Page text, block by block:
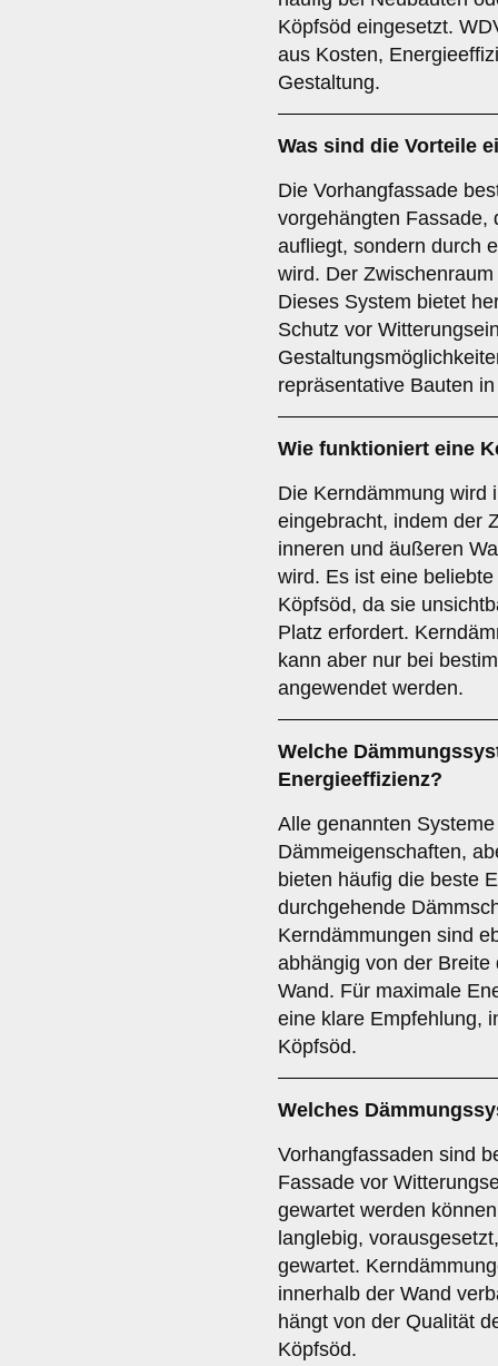
Köpfsöd eingesetzt.
aus Kosten,
Gestaltung.
Was sind die Vorteile
Die Vorhangfassade
vorgehängten Fassade,
aufliegt, sondern durch
wird. Der
Dieses System bietet
Schutz vor
repräsentative Bauten
Wie funktioniert eine
Die Kerndämmung wird
eingebracht, indem der
inneren und äußeren
wird. Es ist eine
Köpfsöd, da sie
Platz erfordert.
kann aber nur bei
angewendet werden.
Welche
Energieeffizienz?
Alle genannten
Dämmeigenschaften,
bieten häufig die beste
durchgehende
Kerndämmungen sind
abhängig von der
Wand. Für maximale
eine klare Empfehlung,
Köpfsöd.
Welches
Vorhangfassaden sind
Fassade vor
gewartet werden
langlebig,
gewartet.
innerhalb der Wand
hängt von der Qualität
Köpfsöd.